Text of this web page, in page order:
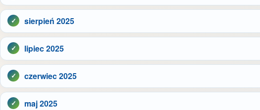
sierpień 2025
lipiec 2025
czerwiec 2025
maj 2025